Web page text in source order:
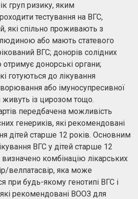
груп ризику, яким
тестування на ВГС,
які спільно проживають з
або мають статевого
ВГС; донорів солідних
отримує донорські органи;
готуються до лікування
або імуносупресивної
живуть із цирозом тощо.
передбачена можливість
генериків, які рекомендовані
дітей старше 12 років. Основним
ВГС у дітей старше 12
комбінацію лікарських
велпатасвір, яка може
при будь-якому генотипі ВГС і
рекомендовані ВООЗ для